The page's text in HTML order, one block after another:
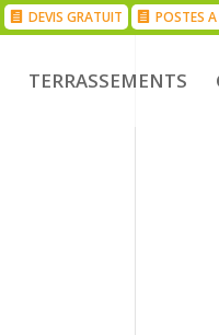
DEVIS GRATUIT POSTES
TERRASSEMENTS